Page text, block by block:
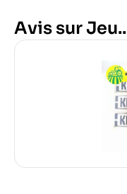
Avis sur Jeu..